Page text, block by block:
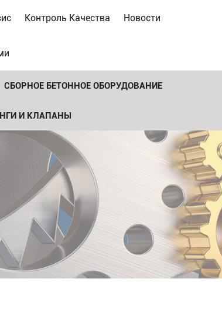
Контроль Качества Новости
СБОРНОЕ БЕТОННОЕ ОБОРУДОВАНИЕ
И КЛАПАНЫ